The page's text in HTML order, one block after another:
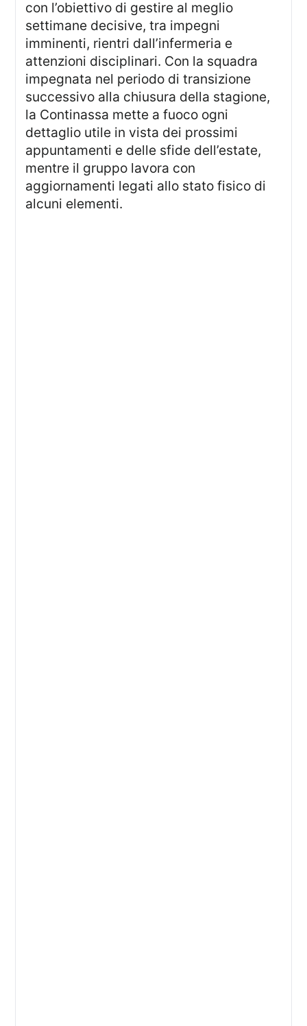
con l’obiettivo di gestire al meglio
settimane decisive, tra impegni
imminenti, rientri dall’infermeria e
attenzioni disciplinari. Con la squadra
impegnata nel periodo di transizione
successivo alla chiusura della stagione,
la Continassa mette a fuoco ogni
dettaglio utile in vista dei prossimi
appuntamenti e delle sfide dell’estate,
mentre il gruppo lavora con
aggiornamenti legati allo stato fisico di
alcuni elementi.